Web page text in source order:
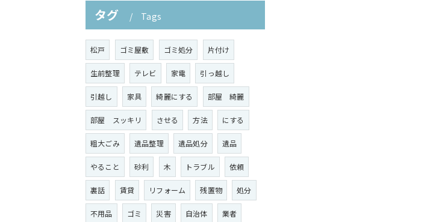
タグ Tags
松戸 ゴミ屋敷 ゴミ処分 片付け
生前整理 テレビ 家電 引っ越し
引越し 家具 綺麗にする 部屋 綺麗
部屋 スッキリ させる 方法 にする
粗大ごみ 遺品整理 遺品処分 遺品
やること 砂利 木 トラブル 依頼
裏話 賃貸 リフォーム 残置物 処分
不用品 ゴミ 災害 自治体 業者